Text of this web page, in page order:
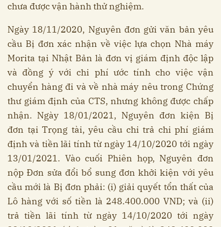
chưa được vận hành thử nghiệm.
Ngày 18/11/2020, Nguyên đơn gửi văn bản yêu
cầu Bị đơn xác nhận về việc lựa chọn Nhà máy
Morita tại Nhật Bản là đơn vị giám định độc lập
và đồng ý với chi phí ước tính cho việc vận
chuyển hàng đi và về nhà máy nêu trong Chứng
thư giám định của CTS, nhưng không được chấp
nhận. Ngày 18/01/2021, Nguyên đơn kiện Bị
đơn tại Trọng tài, yêu cầu chi trả chi phí giám
định và tiền lãi tính từ ngày 14/10/2020 tới ngày
13/01/2021. Vào cuối Phiên họp, Nguyên đơn
nộp Đơn sửa đổi bổ sung đơn khởi kiện với yêu
cầu mới là Bị đơn phải: (i) giải quyết tổn thất của
Lô hàng với số tiền là 248.400.000 VND; và (ii)
trả tiền lãi tính từ ngày 14/10/2020 tới ngày